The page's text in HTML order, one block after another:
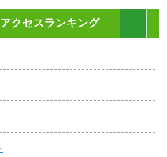
クセスランキング